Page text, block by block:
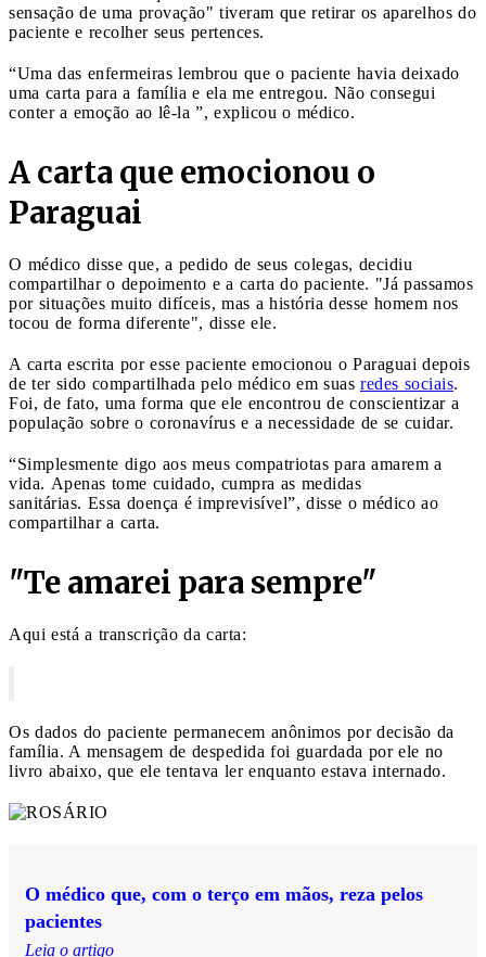
sensação de uma provação" tiveram que retirar os aparelhos do
paciente e recolher seus pertences.
“Uma das enfermeiras lembrou que o paciente havia deixado
uma carta para a família e ela me entregou. Não consegui
conter a emoção ao lê-la ”, explicou o médico.
A carta que emocionou o
Paraguai
O médico disse que, a pedido de seus colegas, decidiu
compartilhar o depoimento e a carta do paciente. "Já passamos
por situações muito difíceis, mas a história desse homem nos
tocou de forma diferente", disse ele.
A carta escrita por esse paciente emocionou o Paraguai depois
de ter sido compartilhada pelo médico em suas redes sociais.
Foi, de fato, uma forma que ele encontrou de conscientizar a
população sobre o coronavírus e a necessidade de se cuidar.
“Simplesmente digo aos meus compatriotas para amarem a
vida. Apenas tome cuidado, cumpra as medidas
sanitárias. Essa doença é imprevisível”, disse o médico ao
compartilhar a carta.
"Te amarei para sempre"
Aqui está a transcrição da carta:
Os dados do paciente permanecem anônimos por decisão da
família. A mensagem de despedida foi guardada por ele no
livro abaixo, que ele tentava ler enquanto estava internado.
O médico que, com o terço em mãos, reza pelos
pacientes
Leia o artigo